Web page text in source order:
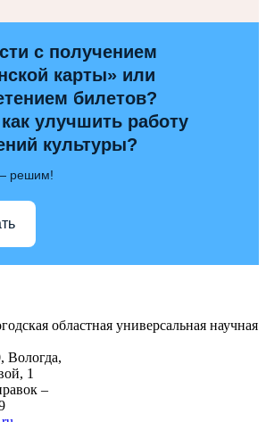
с получением
карты» или
билетов?
улучшить работу
культуры?
решим!
областная универсальная научная
Вологда,
1
–